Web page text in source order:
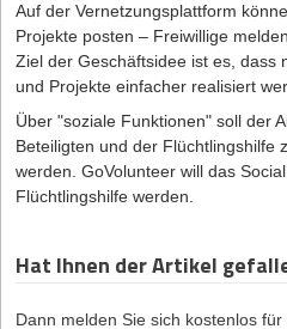
Auf der Vernetzungsplattform
Projekte posten – Freiwillige
Ziel der Geschäftsidee ist es, dass
und Projekte einfacher realisiert
Über "soziale Funktionen" soll der
Beteiligten und der Flüchtlingshilfe
werden. GoVolunteer will das
Flüchtlingshilfe werden.
Hat Ihnen der Artikel
Dann melden Sie sich kostenlos für